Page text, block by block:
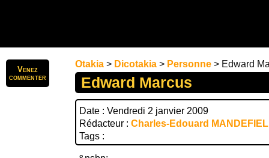
Venez
commenter
Otakia > Dicotakia > Personne > Edward
Edward Marcus
Date : Vendredi 2 janvier 2009
Rédacteur : Charles-Edouard
Tags :